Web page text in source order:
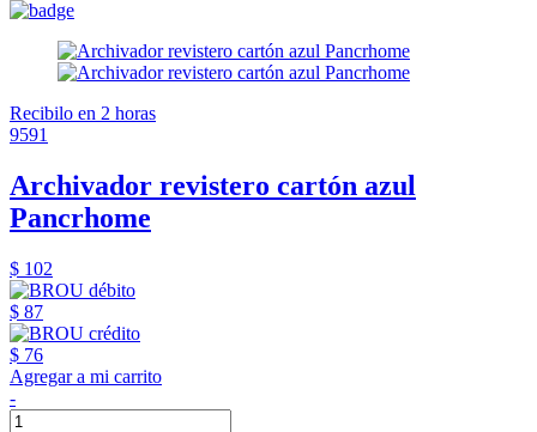
Recibilo en 2 horas
9591
Archivador revistero cartón azul
Pancrhome
$ 102
$ 87
$ 76
Agregar a mi carrito
-